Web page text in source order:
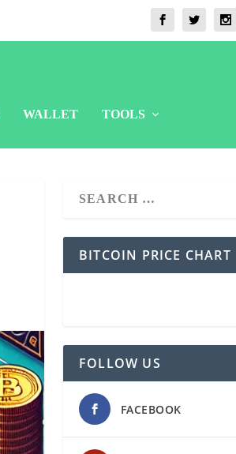
WALLET TOOLS
BITCOIN PRICE CHART
FOLLOW US
FACEBOOK